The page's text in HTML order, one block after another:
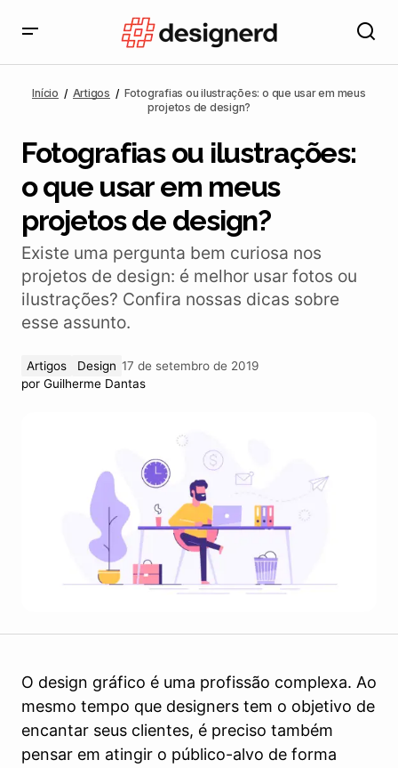
projetos de design?
Início Artigos
Fotografias ou ilustrações: o que usar em meus
projetos de design?
Fotografias ou ilustrações:
o que usar em meus
projetos de design?
Existe uma pergunta bem curiosa nos
projetos de design: é melhor usar fotos ou
ilustrações? Confira nossas dicas sobre
esse assunto.
Artigos Design 17 de setembro de 2019
por Guilherme Dantas
O design gráfico é uma profissão complexa. Ao
mesmo tempo que designers tem o objetivo de
encantar seus clientes, é preciso também
pensar em atingir o público-alvo de forma